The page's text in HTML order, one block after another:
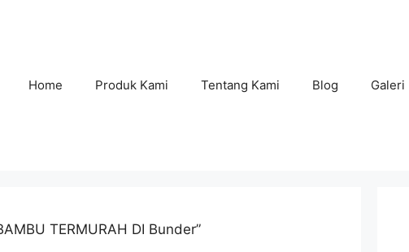
Home Produk Kami Tentang Kami Blog Galeri
TERMURAH DI Bunder”